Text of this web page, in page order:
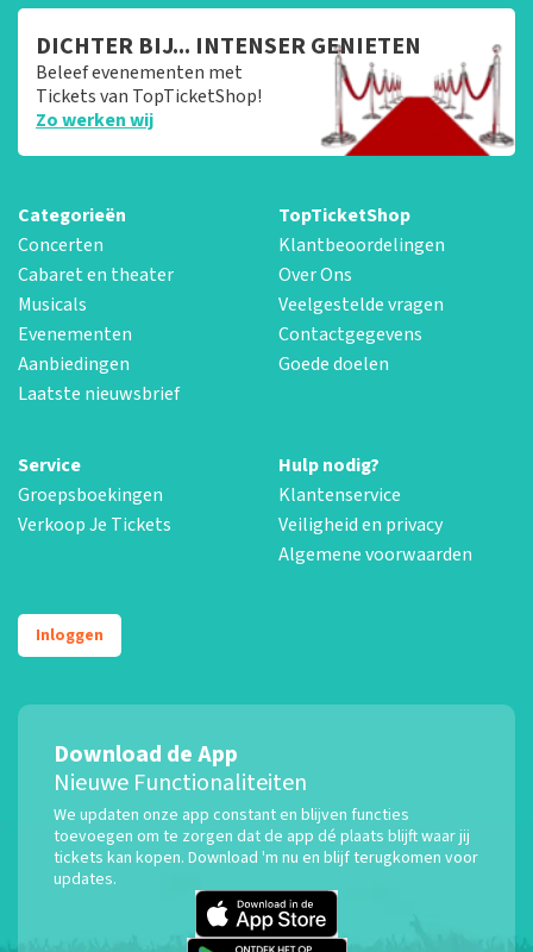
DICHTER BIJ... INTENSER GENIETEN
Beleef evenementen met
Tickets van TopTicketShop!
Zo werken wij
Categorieën
Concerten
Cabaret en theater
Musicals
Evenementen
Aanbiedingen
Laatste nieuwsbrief
TopTicketShop
Klantbeoordelingen
Over Ons
Veelgestelde vragen
Contactgegevens
Goede doelen
Service
Groepsboekingen
Verkoop Je Tickets
Hulp nodig?
Klantenservice
Veiligheid en privacy
Algemene voorwaarden
Inloggen
Download de App
Nieuwe Functionaliteiten
We updaten onze app constant en blijven functies
toevoegen om te zorgen dat de app dé plaats blijft waar jij
tickets kan kopen. Download 'm nu en blijf terugkomen voor
updates.